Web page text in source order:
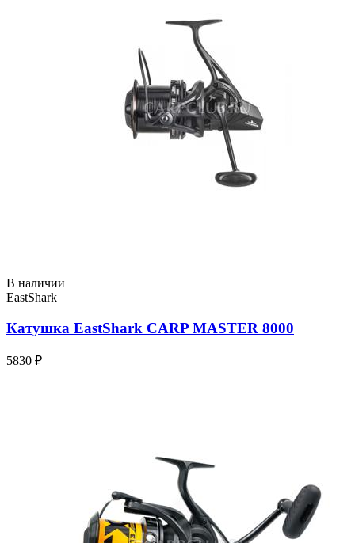
В наличии
EastShark
Катушка EastShark CARP MASTER 8000
5830 ₽